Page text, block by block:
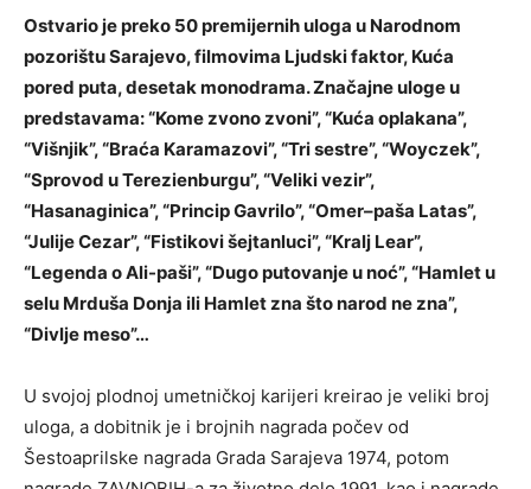
Ostvario je preko 50 premijernih uloga u Narodnom
pozorištu Sarajevo, filmovima Ljudski faktor, Kuća
pored puta, desetak monodrama. Značajne uloge u
predstavama: “Kome zvono zvoni”, “Kuća oplakana”,
“Višnjik”, “Braća Karamazovi”, “Tri sestre”, “Woyczek”,
“Sprovod u Terezienburgu”, “Veliki vezir”,
“Hasanaginica”, “Princip Gavrilo”, “Omer–paša Latas”,
“Julije Cezar”, “Fistikovi šejtanluci”, “Kralj Lear”,
“Legenda o Ali-paši”, “Dugo putovanje u noć”, “Hamlet u
selu Mrduša Donja ili Hamlet zna što narod ne zna”,
“Divlje meso”…
U svojoj plodnoj umetničkoj karijeri kreirao je veliki broj
uloga, a dobitnik je i brojnih nagrada počev od
Šestoaprilske nagrada Grada Sarajeva 1974, potom